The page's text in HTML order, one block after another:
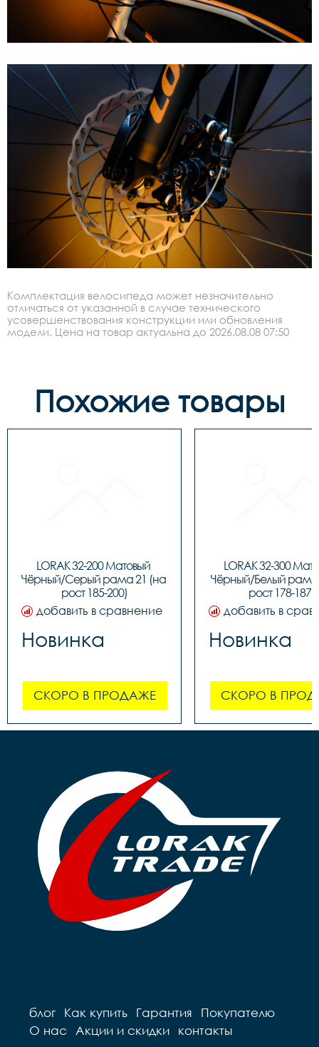
Комплектация велосипеда может незначительно
отличаться от указанной в случае технического
усовершенствования конструкции или обновления
модели. Цена на товар актуальна до 2026.08.08 07:50
Похожие товары
LORAK 32-200 Матовый
Чёрный/Серый рама 21 (на
рост 185-200)
добавить в сравнение
Новинка
СКОРО В ПРОДАЖЕ
LORAK 32-300
Чёрный/Белый рама
рост 178-187)
добавить в
Новинка
СКОРО В
блог Как купить Гарантия
Покупателю
О нас
Акции и скидки контакты